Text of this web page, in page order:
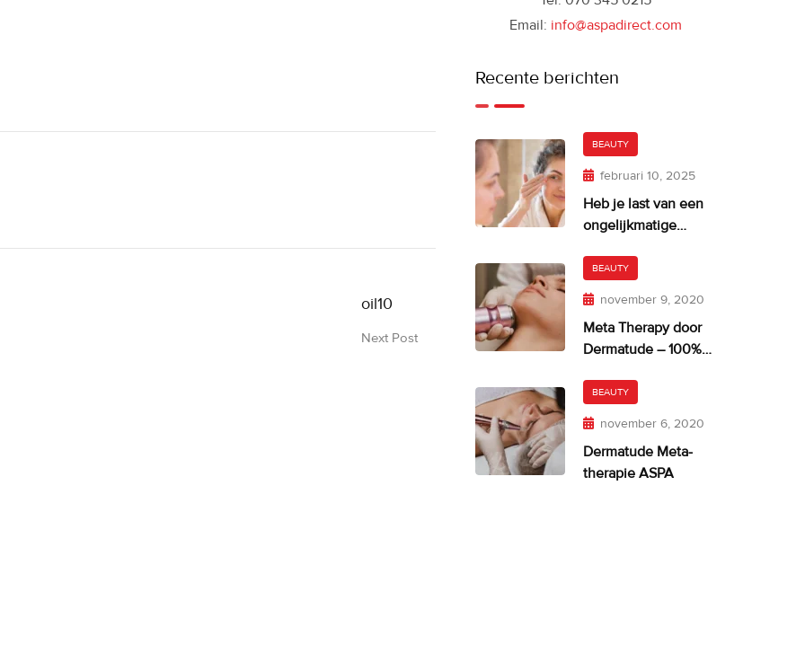
oil10
Next Post
Email: info@aspadirect.com
Recente berichten
BEAUTY
februari 10, 2025
Heb je last van een
ongelijkmatige
BEAUTY
november 9, 2020
Meta Therapy door
Dermatude – 100%
BEAUTY
november 6, 2020
Dermatude Meta-
therapie ASPA